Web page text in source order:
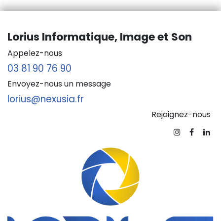
Lorius Informatique, Image et Son
Appelez-nous
03 81 90 76 90
Envoyez-nous un message
lorius@nexusia.fr
Rejoignez-nous